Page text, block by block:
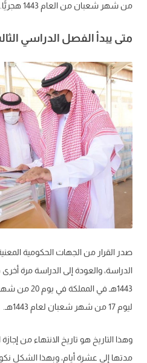
من شهر شعبان من العام 1443 هجريًّا.
متى يبدأ الفصل الدراسي
صدر القرار من الجهات الحكومية
الدراسة، والعودة إلى الدراسة مرة
ليوم 17 من شهر شعبان لعام 1443هـ.
وهذا التاريخ هو تاريخ الانتهاء من
مدتها إلى عشرة أيام، وبهذا الشكل